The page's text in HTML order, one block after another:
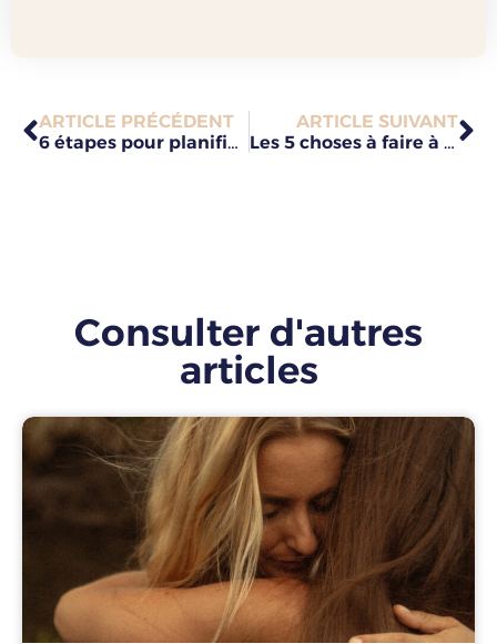
ARTICLE PRÉCÉDENT
6 étapes pour planifier son année et atteindre ses objectifs
ARTICLE SUIVANT
Les 5 choses à faire à la Saint Valentin quand on est célibataire
Consulter d'autres
articles